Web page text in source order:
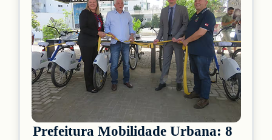
Prefeitura Mobilidade Urbana: 8